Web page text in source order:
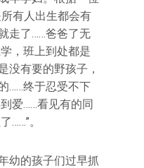
有人出生都会有
走了……爸爸了无
，班上到处都是
没有要的野孩子，
……终于忍受不下
爱……看见有的同
……”。
幼的孩子们过早抓